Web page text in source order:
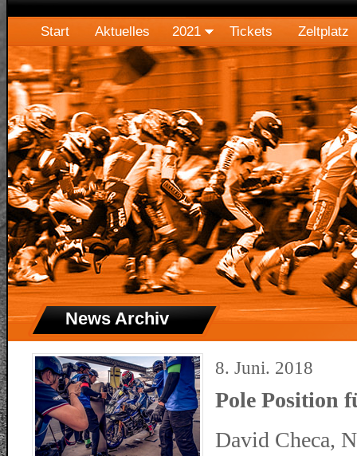
Start Aktuelles 2021 Tickets Zeltplatz
News Archiv
8. Juni. 2018
Pole Position
David Checa,